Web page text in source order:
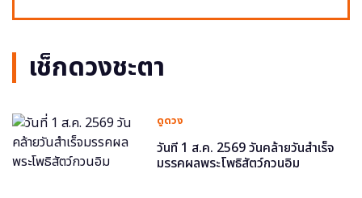
เช็กดวงชะตา
ดูดวง
วันที่ 1 ส.ค. 2569 วันคล้ายวันสำเร็จ
มรรคผลพระโพธิสัตว์กวนอิม